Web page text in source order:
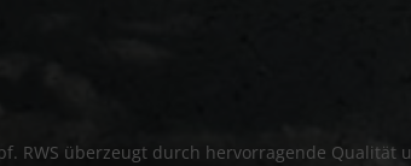
RWS überzeugt durch hervorragende Qualität